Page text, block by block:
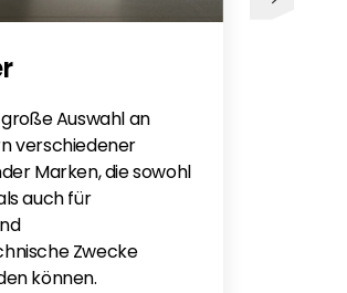
Auswahl an
verschiedener
Marken, die sowohl
auch für
Zwecke
können.